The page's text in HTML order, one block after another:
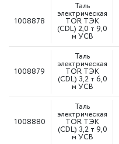
1008878
Таль
электрическая
TOR ТЭК
(CDL) 2,0 т 9,0
м УСВ
1008879
Таль
электрическая
TOR ТЭК
(CDL) 3,2 т 6,0
м УСВ
1008880
Таль
электрическая
TOR ТЭК
(CDL) 3,2 т 9,0
м УСВ